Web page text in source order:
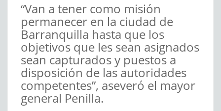
“Van a tener como misión
permanecer en la ciudad de
Barranquilla hasta que los
objetivos que les sean asignados
sean capturados y puestos a
disposición de las autoridades
competentes”, aseveró el mayor
general Penilla.